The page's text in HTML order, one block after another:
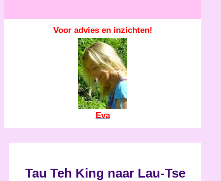
Voor advies en inzichten!
Eva
Tau Teh King naar Lau-Tse